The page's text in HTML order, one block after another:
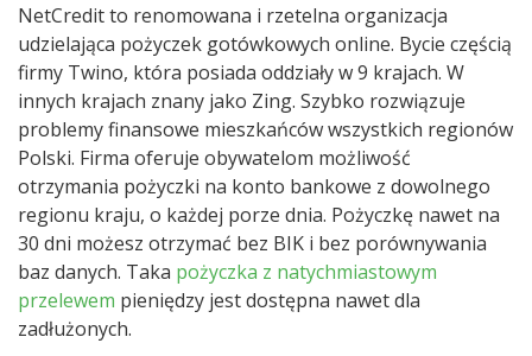
NetCredit to renomowana i rzetelna organizacja
udzielająca pożyczek gotówkowych online. Bycie częścią
firmy Twino, która posiada oddziały w 9 krajach. W
innych krajach znany jako Zing. Szybko rozwiązuje
problemy finansowe mieszkańców wszystkich regionów
Polski. Firma oferuje obywatelom możliwość
otrzymania pożyczki na konto bankowe z dowolnego
regionu kraju, o każdej porze dnia. Pożyczkę nawet na
30 dni możesz otrzymać bez BIK i bez porównywania
baz danych. Taka pożyczka z natychmiastowym
przelewem pieniędzy jest dostępna nawet dla
zadłużonych.